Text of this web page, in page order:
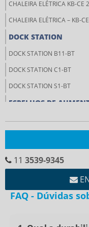
CHALEIRA ELÉTRICA KB-CE
CHALEIRA ELÉTRICA – KB-
DOCK STATION
DOCK STATION B11-BT
DOCK STATION C1-BT
DOCK STATION S1-BT
ESPELHOS DE
ESPELHO DE AUMENTO
ESPELHO DE AUMENTO
ESPELHO DE AUMENTO
PORTA TOALHAS
PORTA TOALHAS KB-PT-
PRODUTOS PARA
11 3539-9345
FAQ - Dúvidas